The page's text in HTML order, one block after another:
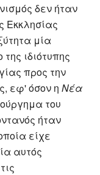
δεν ήταν
Εκκλησίας
μία
ιδιότυπης
προς την
εφ' όσον η Νέα
του
ήταν
είχε
αυτός